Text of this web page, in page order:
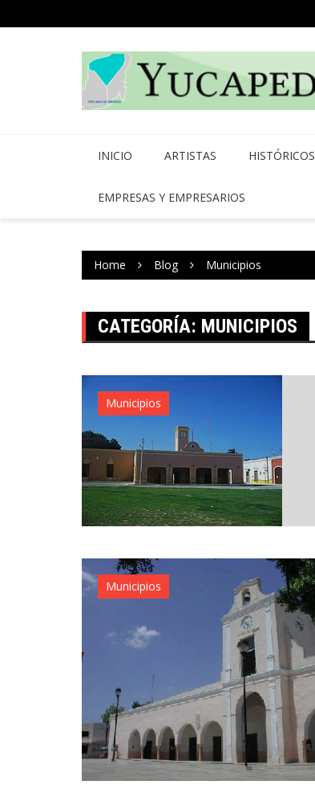
INICIO ARTISTAS HISTÓRICOS
EMPRESAS Y EMPRESARIOS
Home Blog Municipios
CATEGORÍA: MUNICIPIOS
Municipios
Municipios